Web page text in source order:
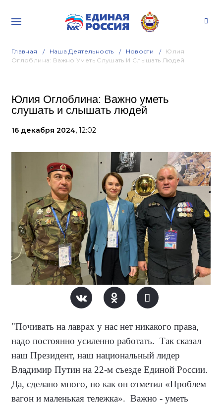
Главная Наша Деятельность Новости
Юлия
Оглоблина: Важно Уметь Слушать И Слышать Людей
Юлия Оглоблина: Важно уметь
слушать и слышать людей
16 декабря 2024, 12:02
"Почивать на лаврах у нас нет никакого права,
надо постоянно усиленно работать. Так сказал
наш Президент, наш национальный лидер
Владимир Путин на 22-м съезде Единой России.
Да, сделано много, но как он отметил «Проблем
вагон и маленькая тележка». Важно - уметь